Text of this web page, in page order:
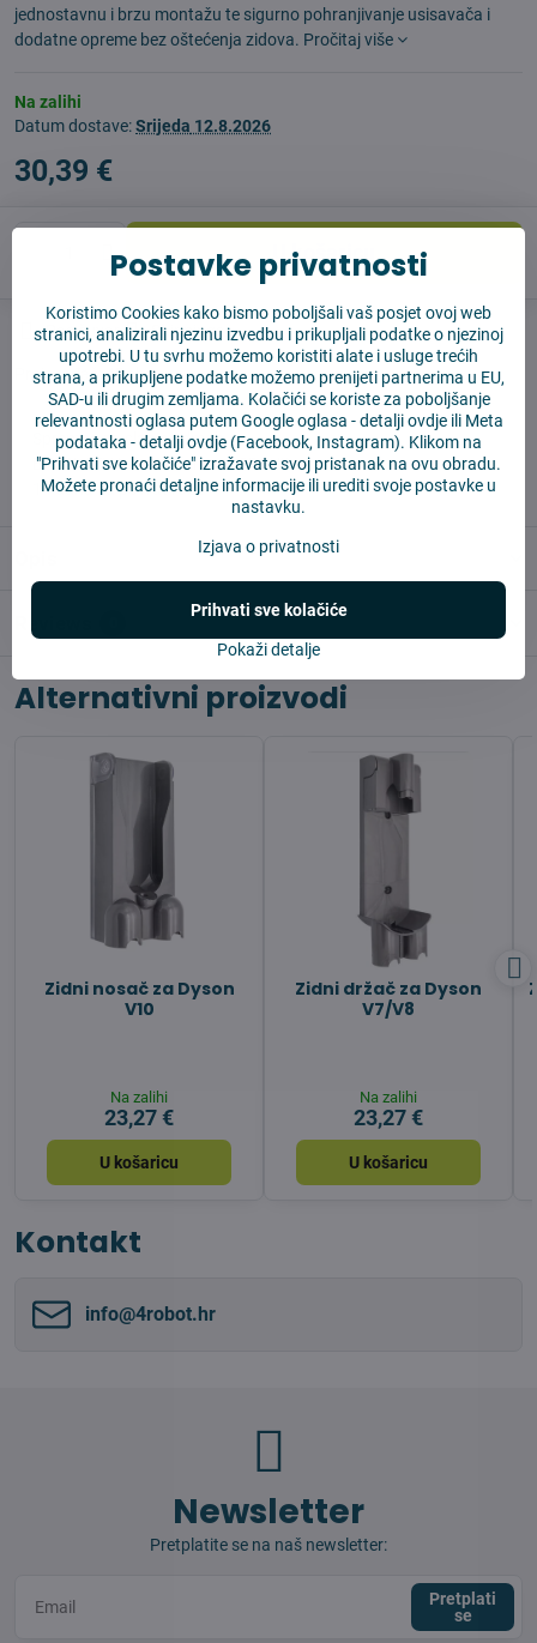
jednostavnu i brzu montažu te sigurno pohranjivanje usisavača i
dodatne opreme bez oštećenja zidova. Pročitaj više
Na zalihi
Datum dostave:Srijeda 12.8.2026
30,39 €
U košaricu
Pas čuvar Shippings
Proizvođač:4Robot
✅ Spremno za slanje odmah
✅ BESPLATNA dostava iznad 55 EUR
✅ 14 dana za povrat robe
Alternativni proizvodi
Zidni nosač za Dyson
V10
Na zalihi
23,27 €
U košaricu
Zidni držač za Dyson
V7/V8
Na zalihi
23,27 €
U košaricu
Kontakt
info​@4robot​.hr
Newsletter
Pretplatite se na naš newsletter:
Pretplati
se
Postavke privatnosti
Koristimo Cookies kako bismo poboljšali vaš posjet ovoj web
stranici, analizirali njezinu izvedbu i prikupljali podatke o njezinoj
upotrebi. U tu svrhu možemo koristiti alate i usluge trećih
strana, a prikupljene podatke možemo prenijeti partnerima u EU,
SAD-u ili drugim zemljama. Kolačići se koriste za poboljšanje
relevantnosti oglasa putem Google oglasa -detalji ovdjeili Meta
podataka -detalji ovdje (Facebook, Instagram). Klikom na
"Prihvati sve kolačiće" izražavate svoj pristanak na ovu obradu.
Možete pronaći detaljne informacije ili urediti svoje postavke u
nastavku.
Izjava o privatnosti
Pokaži detalje
Prihvati sve kolačiće